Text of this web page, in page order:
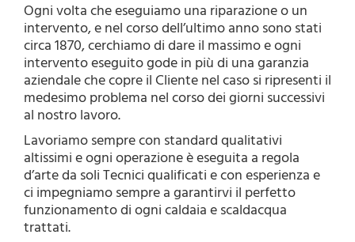
Ogni volta che eseguiamo una riparazione o un
intervento, e nel corso dell’ultimo anno sono stati
circa 1870, cerchiamo di dare il massimo e ogni
intervento eseguito gode in più di una garanzia
aziendale che copre il Cliente nel caso si ripresenti il
medesimo problema nel corso dei giorni successivi
al nostro lavoro.
Lavoriamo sempre con standard qualitativi
altissimi e ogni operazione è eseguita a regola
d’arte da soli Tecnici qualificati e con esperienza e
ci impegniamo sempre a garantirvi il perfetto
funzionamento di ogni caldaia e scaldacqua
trattati.